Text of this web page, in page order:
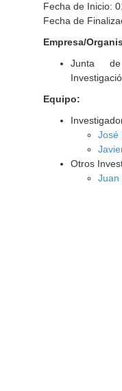
Fecha de Inicio:
Fecha de
Empresa/
Junta
Equipo:
José
Otros
Juan